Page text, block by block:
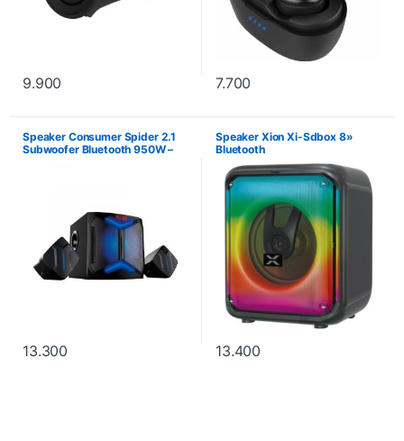
9.900 7.700
Speaker Consumer Spider 2.1
Subwoofer Bluetooth 950W –
13.300
Speaker Xion Xi-Sdbox 8»
Bluetooth
13.400